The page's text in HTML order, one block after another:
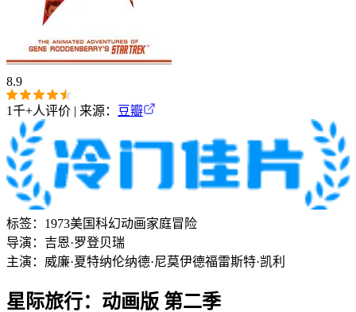
8.9
1千+人评价 | 来源： 豆瓣
标签： 1973美国科幻动画家庭冒险
导演： 吉恩·罗登贝瑞
主演： 威廉·夏特纳伦纳德·尼莫伊德福雷斯特·凯利
星际旅行：动画版 第二季